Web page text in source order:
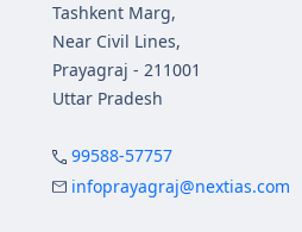
Tashkent Marg,
Near Civil Lines,
Prayagraj - 211001
Uttar Pradesh
99588-57757
infoprayagraj@nextias.com